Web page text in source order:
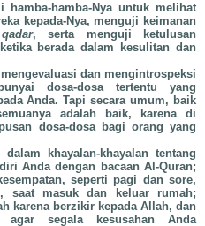
hamba-Nya untuk melihat
kepada-Nya, menguji keimanan
qadar, serta menguji ketulusan
berada dalam kesulitan dan
dan mengintrospeksi
dosa-dosa tertentu yang
Anda. Tapi secara umum, baik
adalah baik, karena di
dosa-dosa bagi orang yang
khayalan-khayalan tentang
Anda dengan bacaan Al-Quran;
seperti pagi dan sore,
saat masuk dan keluar rumah;
karena berzikir kepada Allah, dan
segala kesusahan Anda